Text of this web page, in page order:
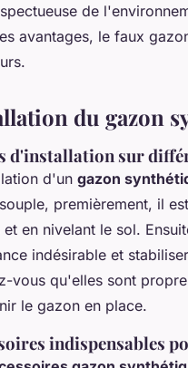
de
avantages, le faux
du gazon
d'installation sur
d'un gazon
premièrement, il
et en nivelant le sol.
indésirable et
vous qu'elles sont
le gazon en place.
indispensables